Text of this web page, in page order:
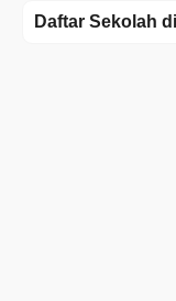
Daftar Sekolah